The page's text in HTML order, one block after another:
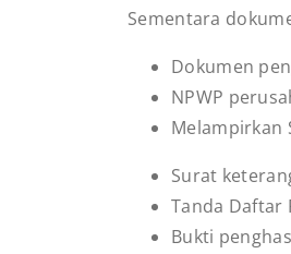
Sementara
Dokumen
NPWP
Melampirkan
Surat
Tanda Daftar
Bukti